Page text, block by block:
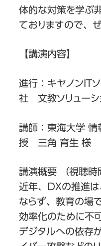
体的な対策を学ぶ
ておりますので、
【講演内容】
進行：キヤノンIT
社 文教ソリュー
講師：東海大学
授 三角 育生 様
講演概要 （視聴時
近年、DXの推進
ならず、教育の場
効率化のために不
デジタルへの依存